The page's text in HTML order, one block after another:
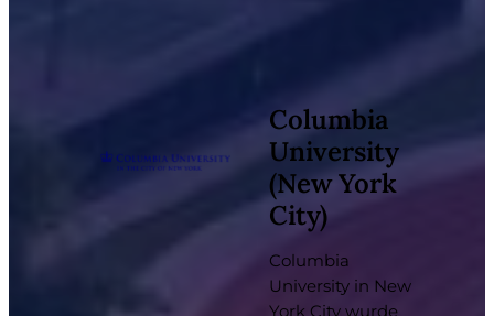
Columbia
University
(New York
City)
Columbia
University in New
York City wurde